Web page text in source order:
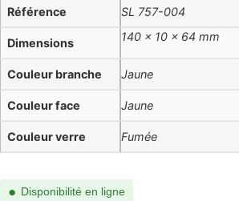
Référence SL 757-004
Dimensions 140 × 10 × 64 mm
Couleur branche Jaune
Couleur face Jaune
Couleur verre Fumée
● Disponibilité en ligne